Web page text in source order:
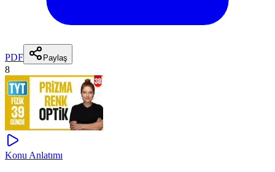
PDF Paylaş
8
Konu Anlatımı